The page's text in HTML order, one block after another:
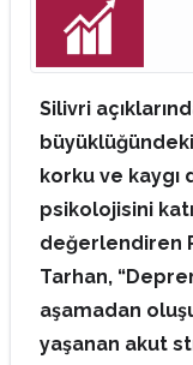
Silivri
korku ve kaygı
psikolojisini
değerlendiren
Tarhan,
aşamadan
yaşanan akut